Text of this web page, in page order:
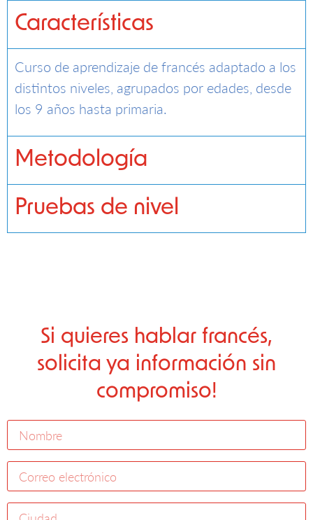
Características
Curso de aprendizaje de francés adaptado a los
distintos niveles, agrupados por edades, desde
los 9 años hasta primaria.
Metodología
Pruebas de nivel
Si quieres hablar francés,
solicita ya información sin
compromiso!